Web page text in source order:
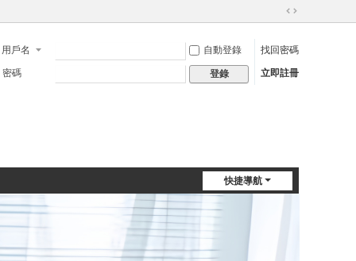
切
到
寬
版
用戶名 自動登錄 找回密碼
密碼 登錄 立即註冊
快捷導航